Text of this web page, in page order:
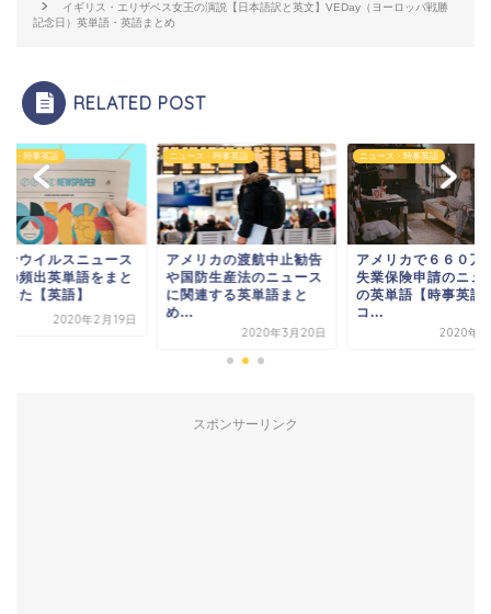
イギリス・エリザベス女王の演説【日本語訳と英文】VEDay（ヨーロッパ戦勝
記念日）英単語・英語まとめ
RELATED POST
ス・時事英語
ナウイルスニュース
の頻出英単語をまと
した【英語】
2020年2月19日
ニュース・時事英語
アメリカの渡航中止勧告
や国防生産法のニュース
に関連する英単語まと
め...
2020年3月20日
ニュース・時事英語
アメリカで６６０万
失業保険申請のニュ
の英単語【時事英語
コ...
2020年4
スポンサーリンク